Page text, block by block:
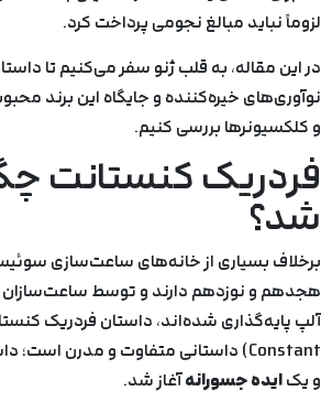
لزوماً نباید مبالغ نجومی پرداخت کرد.
در این مقاله، به قلب ژنو سفر می‌کنیم تا
نوآوری‌های خیره‌کننده و جایگاه این برند
و کلکسیونرها بررسی کنیم.
فردریک کنستانت
شد؟
برخلاف بسیاری از خانه‌های ساعت‌سازی
هجدهم و نوزدهم دارند و توسط
Constant) داستانی متفاوت و مدرن است؛ داستانی که از پیوند
و یکایده جسورانهآغاز شد.